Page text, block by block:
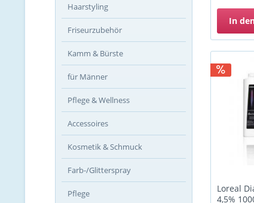
Haarstyling
Friseurzubehör
Kamm & Bürste
für Männer
Pflege & Wellness
Accessoires
Kosmetik & Schmuck
Farb-/Glitterspray
Pflege
In
Loreal
4,5%